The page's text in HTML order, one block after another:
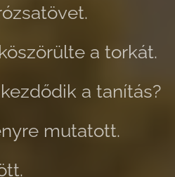
a torkát.
a tanítás?
mutatott.